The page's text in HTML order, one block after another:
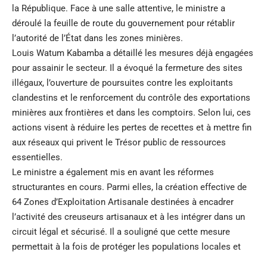
la République. Face à une salle attentive, le ministre a
déroulé la feuille de route du gouvernement pour rétablir
l’autorité de l’État dans les zones minières.
Louis Watum Kabamba a détaillé les mesures déjà engagées
pour assainir le secteur. Il a évoqué la fermeture des sites
illégaux, l’ouverture de poursuites contre les exploitants
clandestins et le renforcement du contrôle des exportations
minières aux frontières et dans les comptoirs. Selon lui, ces
actions visent à réduire les pertes de recettes et à mettre fin
aux réseaux qui privent le Trésor public de ressources
essentielles.
Le ministre a également mis en avant les réformes
structurantes en cours. Parmi elles, la création effective de
64 Zones d’Exploitation Artisanale destinées à encadrer
l’activité des creuseurs artisanaux et à les intégrer dans un
circuit légal et sécurisé. Il a souligné que cette mesure
permettait à la fois de protéger les populations locales et